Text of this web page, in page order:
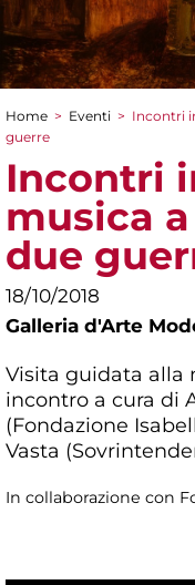
Tu sei qui
Home > Eventi > Incontri
guerre
Incontri
musica
due
18/10/2018
Galleria d'Arte
Visita guidata alla
incontro a cura di
(Fondazione
Vasta
In collaborazione con